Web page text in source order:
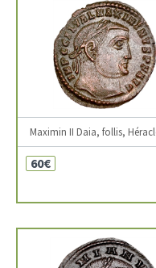
Maximin II Daia, follis,
60€